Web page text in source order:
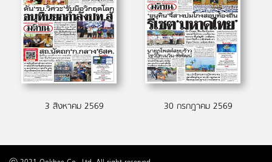
3 สิงหาคม 2569 30 กรกฎาคม 2569